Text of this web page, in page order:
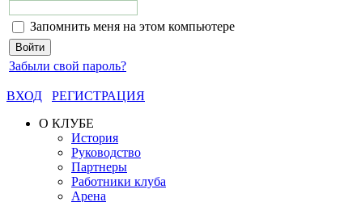
Запомнить меня на этом компьютере
Забыли свой пароль?
ВХОД
РЕГИСТРАЦИЯ
О КЛУБЕ
История
Руководство
Партнеры
Работники клуба
Арена